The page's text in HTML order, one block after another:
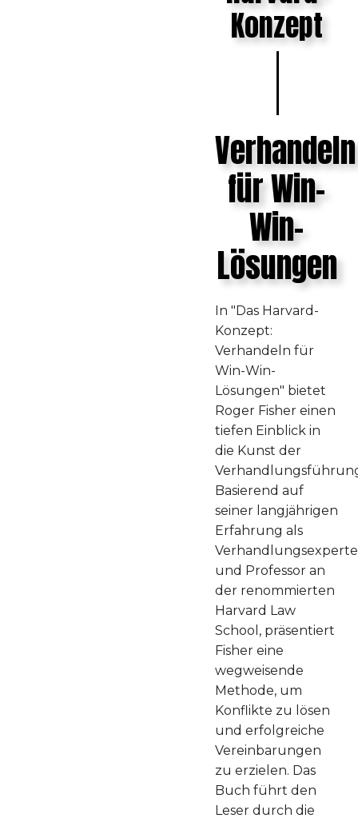
Konzept
Verhandeln
für Win-
Win-
Lösungen
In "Das Harvard-
Konzept:
Verhandeln für
Win-Win-
Lösungen" bietet
Roger Fisher einen
tiefen Einblick in
die Kunst der
Basierend auf
seiner langjährigen
Erfahrung als
Verhandlungsexperte
und Professor an
der renommierten
Harvard Law
School, präsentiert
Fisher eine
wegweisende
Methode, um
Konflikte zu lösen
und erfolgreiche
Vereinbarungen
zu erzielen. Das
Buch führt den
Leser durch die